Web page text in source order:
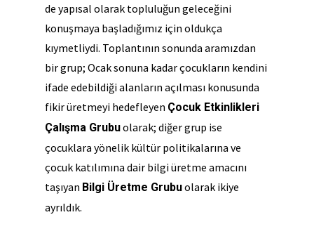
de yapısal olarak topluluğun geleceğini
konuşmaya başladığımız için oldukça
kıymetliydi. Toplantının sonunda aramızdan
bir grup; Ocak sonuna kadar çocukların kendini
ifade edebildiği alanların açılması konusunda
fikir üretmeyi hedefleyen Çocuk Etkinlikleri
Çalışma Grubuolarak; diğer grup ise
çocuklara yönelik kültür politikalarına ve
çocuk katılımına dair bilgi üretme amacını
taşıyan Bilgi Üretme Grubuolarak ikiye
ayrıldık.